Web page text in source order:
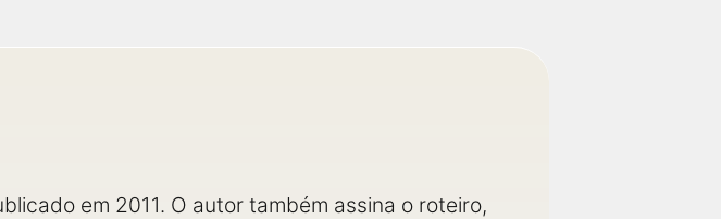
em 2011. O autor também assina o roteiro,